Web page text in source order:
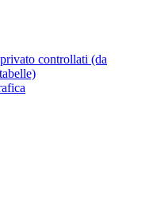
controllati (da